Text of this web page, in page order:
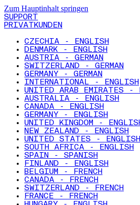
Zum Hauptinhalt springen
SUPPORT
PRIVATKUNDEN
CZECHIA - ENGLISH
DENMARK - ENGLISH
AUSTRIA - GERMAN
SWITZERLAND - GERMAN
GERMANY - GERMAN
INTERNATIONAL - ENGLISH
UNITED ARAB EMIRATES -
AUSTRALIA - ENGLISH
CANADA - ENGLISH
GERMANY - ENGLISH
UNITED KINGDOM -
NEW ZEALAND - ENGLISH
UNITED STATES - ENGLISH
SOUTH AFRICA - ENGLISH
SPAIN - SPANISH
FINLAND - ENGLISH
BELGIUM - FRENCH
CANADA - FRENCH
SWITZERLAND - FRENCH
FRANCE - FRENCH